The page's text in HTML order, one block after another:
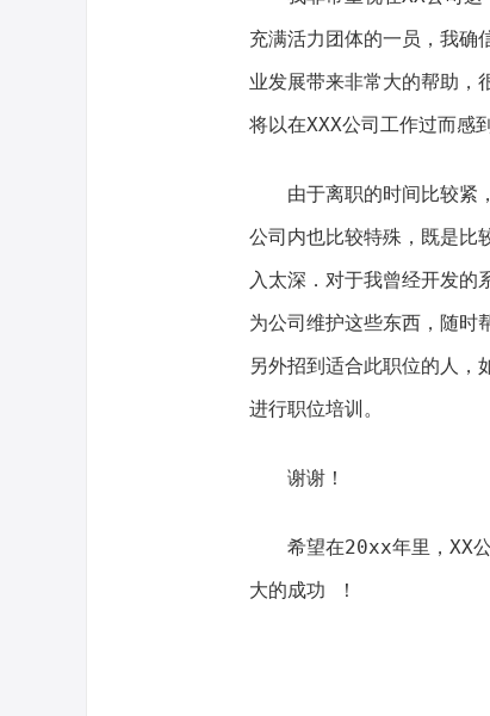
充满活力团体的一员，我确
业发展带来非常大的帮助，
将以在XXX公司工作过而感
由于离职的时间比较紧
公司内也比较特殊，既是比
入太深．对于我曾经开发的
为公司维护这些东西，随时
另外招到适合此职位的人，
进行职位培训。
谢谢！
希望在20xx年里，XX
大的成功 ！